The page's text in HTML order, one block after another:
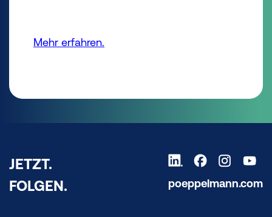
Mehr erfahren.
JETZT.
FOLGEN.
poeppelmann.com